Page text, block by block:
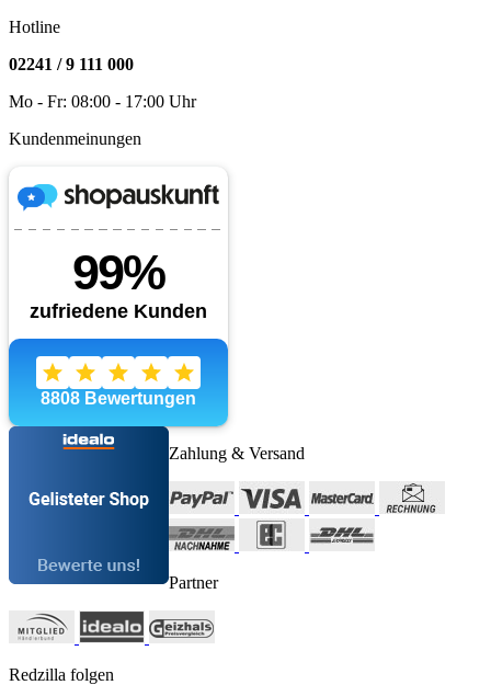
Hotline
02241 / 9 111 000
Mo - Fr: 08:00 - 17:00 Uhr
Kundenmeinungen
Zahlung & Versand
Partner
Redzilla folgen